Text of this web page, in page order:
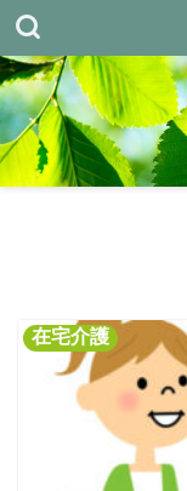
在宅介護